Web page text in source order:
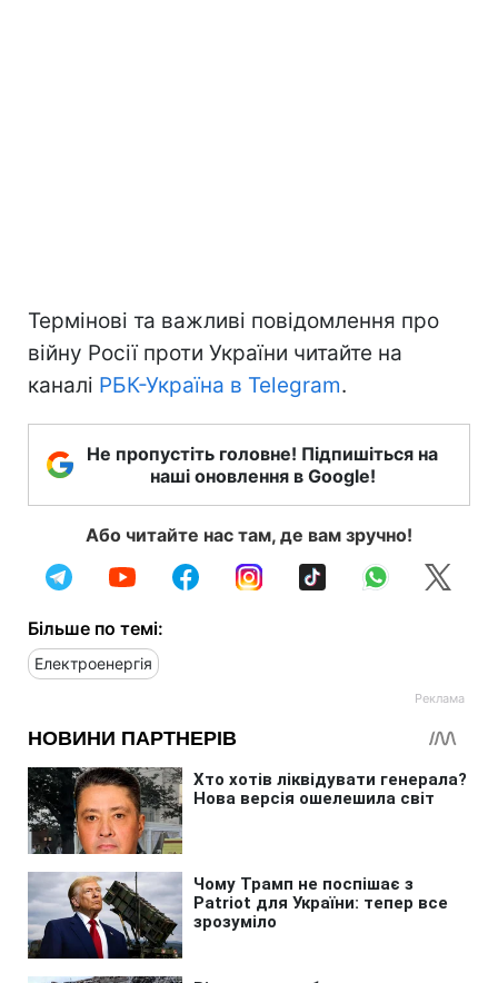
Термінові та важливі повідомлення про
війну Росії проти України читайте на
каналі РБК-Україна в Telegram.
Не пропустіть головне! Підпишіться на
наші оновлення в Google!
Або читайте нас там, де вам зручно!
Більше по темі:
Електроенергія